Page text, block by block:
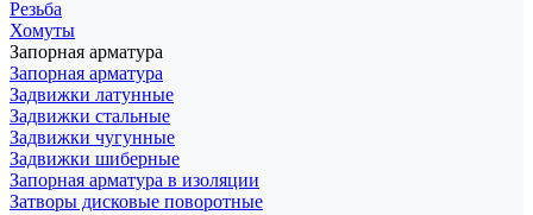
Резьба
Хомуты
Запорная арматура
Запорная арматура
Задвижки латунные
Задвижки стальные
Задвижки чугунные
Задвижки шиберные
Запорная арматура в изоляции
Затворы дисковые поворотные